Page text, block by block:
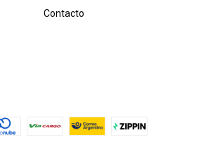
Contacto